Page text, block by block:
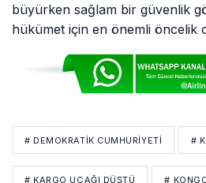
büyürken sağlam bir güvenlik
hükümet için en önemli öncelik
# DEMOKRATIK CUMHURIYETI #
# KARGO UÇAĞI DÜŞTÜ #